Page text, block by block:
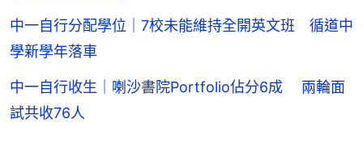
中一自行分配學位｜7校未能維持全開英文班 循道中
學新學年落車
中一自行收生｜喇沙書院Portfolio佔分6成 兩輪面
試共收76人